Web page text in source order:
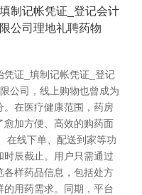
制记帐凭证_登记会计
公司理地礼聘药物
凭证_填制记帐凭证_登记
公司，线上购物也曾成为
。在医疗健康范围，药房
愈加方便、高效的购药面
在线下单、配送到家等功
辰截止。用户只需通过
各样药品信息，包括处方
用药需求。同期，平台